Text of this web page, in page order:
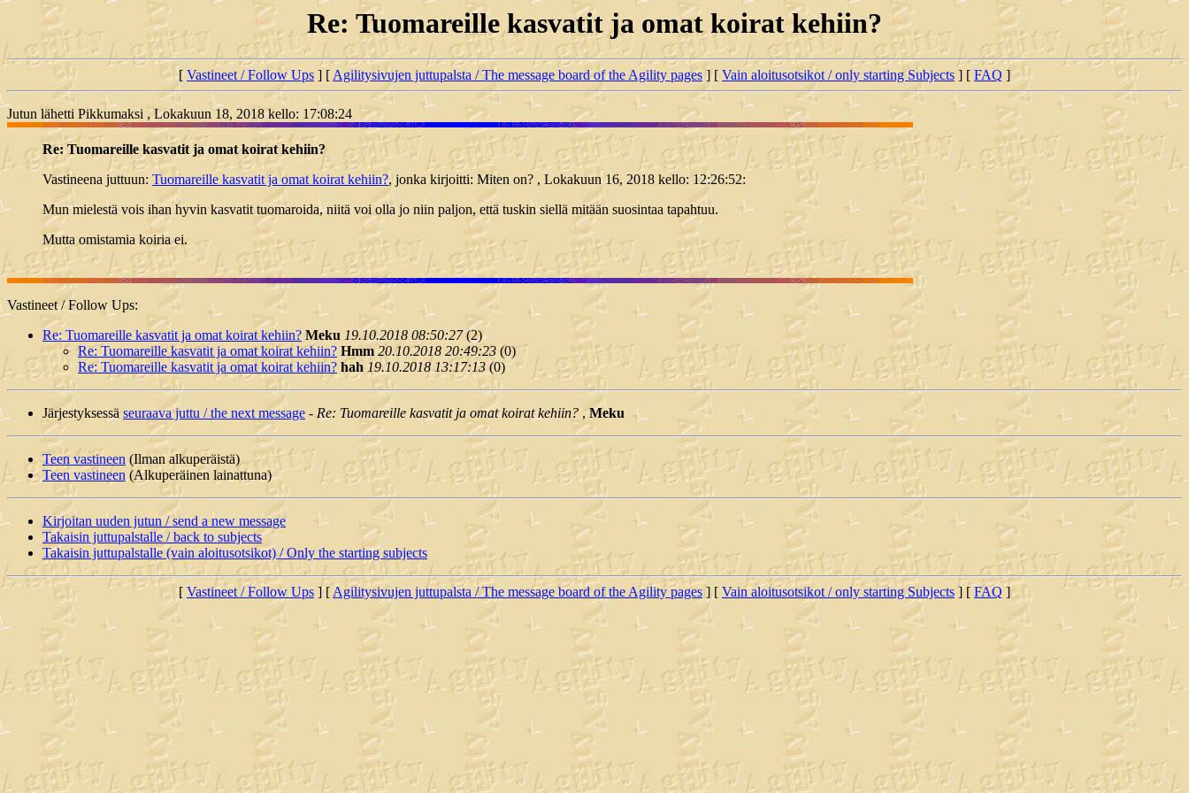
Re: Tuomareille kasvatit ja omat koirat kehiin?
[ Vastineet / Follow Ups ] [Agilitysivujen juttupalsta / The message board of the Agility pages] [ Vain aloitusotsikot / only starting Subjects ] [ FAQ ]
Jutun lähetti Pikkumaksi , Lokakuun 18, 2018 kello: 17:08:24
Re: Tuomareille kasvatit ja omat koirat kehiin?
Vastineena juttuun: Tuomareille kasvatit ja omat koirat kehiin?, jonka kirjoitti: Miten on? , Lokakuun 16, 2018 kello: 12:26:52:
Mun mielestä vois ihan hyvin kasvatit tuomaroida, niitä voi olla jo niin paljon, että tuskin siellä mitään suosintaa tapahtuu.
Mutta omistamia koiria ei.
Vastineet / Follow Ups:
Re: Tuomareille kasvatit ja omat koirat kehiin? Meku 19.10.2018 08:50:27(2)
Re: Tuomareille kasvatit ja omat koirat kehiin? Hmm 20.10.2018 20:49:23 (0)
Re: Tuomareille kasvatit ja omat koirat kehiin? hah 19.10.2018 13:17:13 (0)
Järjestyksessä seuraava juttu / the next message - Re: Tuomareille kasvatit ja omat koirat kehiin? ,Meku
Teen vastineen (Ilman alkuperäistä)
Teen vastineen (Alkuperäinen lainattuna)
Kirjoitan uuden jutun / send a new message
Takaisin juttupalstalle / back to subjects
Takaisin juttupalstalle (vain aloitusotsikot) / Only the starting subjects
[ Vastineet / Follow Ups ] [Agilitysivujen juttupalsta / The message board of the Agility pages ] [ Vain aloitusotsikot / only starting Subjects ] [ FAQ ]